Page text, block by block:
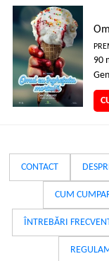
90
CONTACT
CUM
ÎNTREBĂRI